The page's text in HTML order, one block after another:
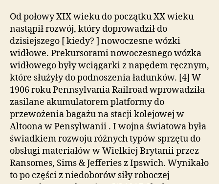
Od połowy XIX wieku do początku XX wieku
nastąpił rozwój, który doprowadził do
dzisiejszego [ kiedy? ] nowoczesne wózki
widłowe. Prekursorami nowoczesnego wózka
widłowego były wciągarki z napędem ręcznym,
które służyły do ​​podnoszenia ładunków. [4] W
1906 roku Pennsylvania Railroad wprowadziła
zasilane akumulatorem platformy do
przewożenia bagażu na stacji kolejowej w
Altoona w Pensylwanii . I wojna światowa była
świadkiem rozwoju różnych typów sprzętu do
obsługi materiałów w Wielkiej Brytanii przez
Ransomes, Sims & Jefferies z Ipswich. Wynikało
to po części z niedoborów siły roboczej